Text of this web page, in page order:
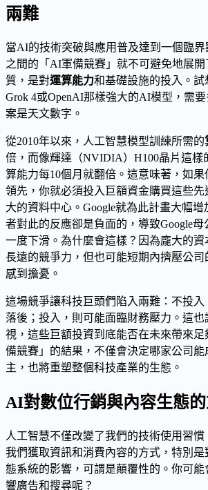
兩難
當AI的技術突破與應用普及達到一個臨
之間的「AI軍備競賽」就不可避免地展
質，是對運算能力和基礎設施的投入。
Grok 4或OpenAI那樣強大的AI模型，需
案是天文數字。
從2010年以來，人工智慧模型訓練所需的
倍，而像輝達（NVIDIA）H100晶片這樣
算能力每10個月就翻倍。這意味著，如
領先，你就必須投入巨額資金購買這些
大的資料中心。Google就為此計畫大幅增
者對此的反應卻是負面的，導致Google母
一度下滑。為什麼會這樣？因為龐大的資
長遠的競爭力，但也可能短期內擠壓公
感到擔憂。
這場競爭讓科技巨頭們陷入兩難：不投
落後；投入，則可能面臨財務壓力。這
視，這些巨額投資到底能否在未來帶來
備競賽」的結果，不僅會決定哪家公司
主，也將重塑整個科技產業的生態。
AI對數位行銷與內容生態
人工智慧不僅改變了我們的技術使用習
我們獲取資訊和消費內容的方式，特別
態系統的影響，可謂是顛覆性的。你可
響廣告和搜尋呢？